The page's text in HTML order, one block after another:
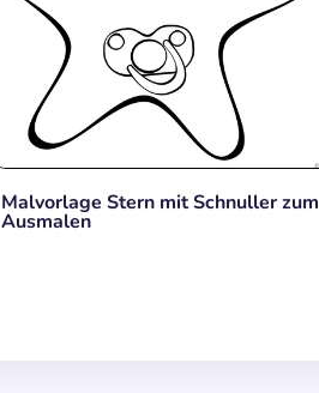
Malvorlage Stern mit Schnuller zum
Ausmalen